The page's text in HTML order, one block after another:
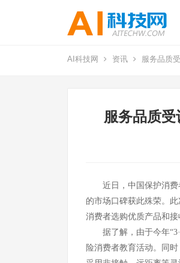
AI科技网 资讯 服务品质
服务品质
近日，中国保护消
的市场口碑获此殊荣。
消费者选购优质产品和接
据了解，由于今年
险消费者教育活动。同